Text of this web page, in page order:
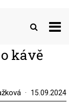
kávě
15.09.2024